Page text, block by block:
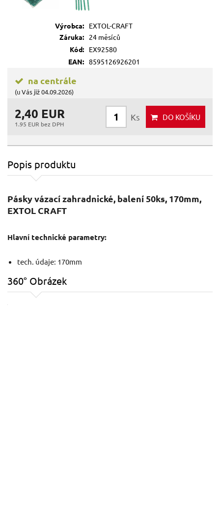
Výrobca:
EXTOL-CRAFT
Záruka:
24 měsíců
Kód:
EX92580
EAN: 8595126926201
na centrále
(u Vás již 04.09.2026)
2,40 EUR
1.95 EUR bez DPH
Ks DO KOŠÍKU
Popis produktu
Pásky vázací zahradnické, balení 50ks, 170mm,
EXTOL CRAFT
Hlavní technické parametry:
tech. údaje: 170mm
360° Obrázek